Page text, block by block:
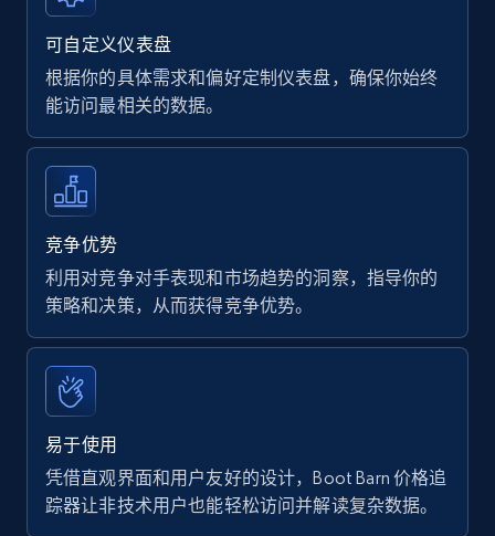
可自定义仪表盘
根据你的具体需求和偏好定制仪表盘，确保你始终
能访问最相关的数据。
竞争优势
利用对竞争对手表现和市场趋势的洞察，指导你的
策略和决策，从而获得竞争优势。
易于使用
凭借直观界面和用户友好的设计，Boot Barn 价格追
踪器让非技术用户也能轻松访问并解读复杂数据。